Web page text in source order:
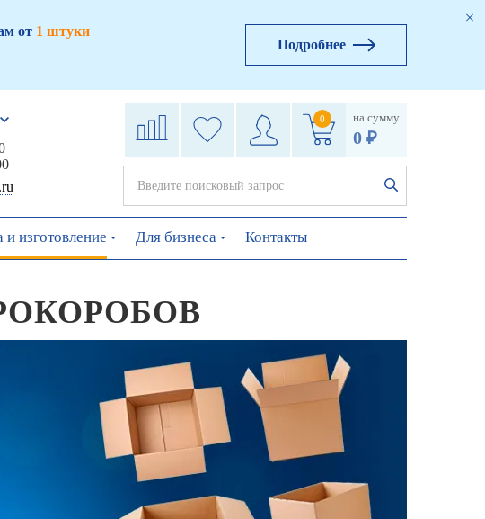
от 1 штуки
Подробнее
0 на сумму
0 ₽
и изготовление Для бизнеса Контакты